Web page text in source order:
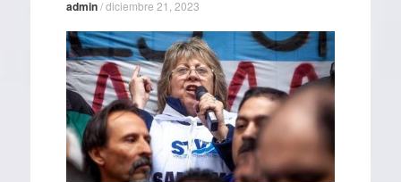
admin/diciembre 21, 2023